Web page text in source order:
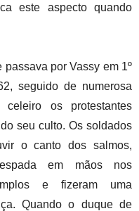
este aspecto quando
passava por Vassy em 1º
seguido de numerosa
os protestantes
seu culto. Os soldados
o canto dos salmos,
em mãos nos
e fizeram uma
Quando o duque de